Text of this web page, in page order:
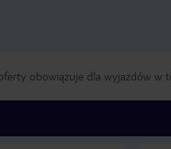
obowiązuje dla wyjazdów w